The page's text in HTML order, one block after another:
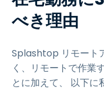
べき理由
Splashtop リモート
く、リモートで作業
とに加えて、 以下に